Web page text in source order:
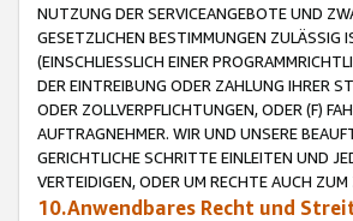
NUTZUNG DER SERVICEANGEBOTE UND
GESETZLICHEN BESTIMMUNGEN ZULÄSSIG
(EINSCHLIESSLICH EINER
DER EINTREIBUNG ODER ZAHLUNG IHRER
ODER ZOLLVERPFLICHTUNGEN, ODER (F)
AUFTRAGNEHMER. WIR UND UNSERE
GERICHTLICHE SCHRITTE EINLEITEN UND
VERTEIDIGEN, ODER UM RECHTE AUCH
10.Anwendbares Recht und